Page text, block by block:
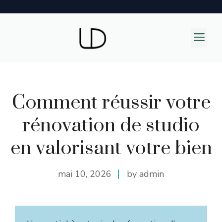
Comment réussir votre
rénovation de studio
en valorisant votre bien
mai 10, 2026 by admin